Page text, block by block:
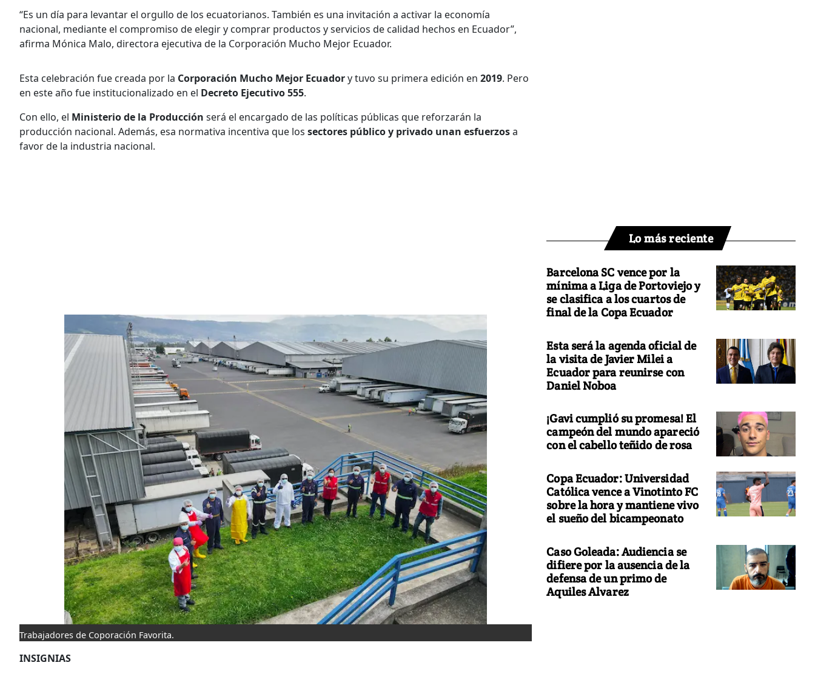
“Es un día para levantar el orgullo de los ecuatorianos. También es una invitación a activar la economía
nacional, mediante el compromiso de elegir y comprar productos y servicios de calidad hechos en Ecuador”,
afirma Mónica Malo, directora ejecutiva de la Corporación Mucho Mejor Ecuador.
Esta celebración fue creada por la Corporación Mucho Mejor Ecuadory tuvo su primera edición en 2019. Pero
en este año fue institucionalizado en el Decreto Ejecutivo 555.
Con ello, el Ministerio de la Producción será el encargado de las políticas públicas que reforzarán la
producción nacional. Además, esa normativa incentiva que los sectores público y privado unan esfuerzosa
favor de la industria nacional.
Trabajadores de Coporación Favorita.
INSIGNIAS
Lo más reciente
Barcelona SC vence por la
mínima a Liga de Portoviejo y
se clasifica a los cuartos de
final de la Copa Ecuador
Esta será la agenda oficial de
la visita de Javier Milei a
Ecuador para reunirse con
Daniel Noboa
¡Gavi cumplió su promesa! El
campeón del mundo apareció
con el cabello teñido de rosa
Copa Ecuador: Universidad
Católica vence a Vinotinto FC
sobre la hora y mantiene vivo
el sueño del bicampeonato
Caso Goleada: Audiencia se
difiere por la ausencia de la
defensa de un primo de
Aquiles Alvarez